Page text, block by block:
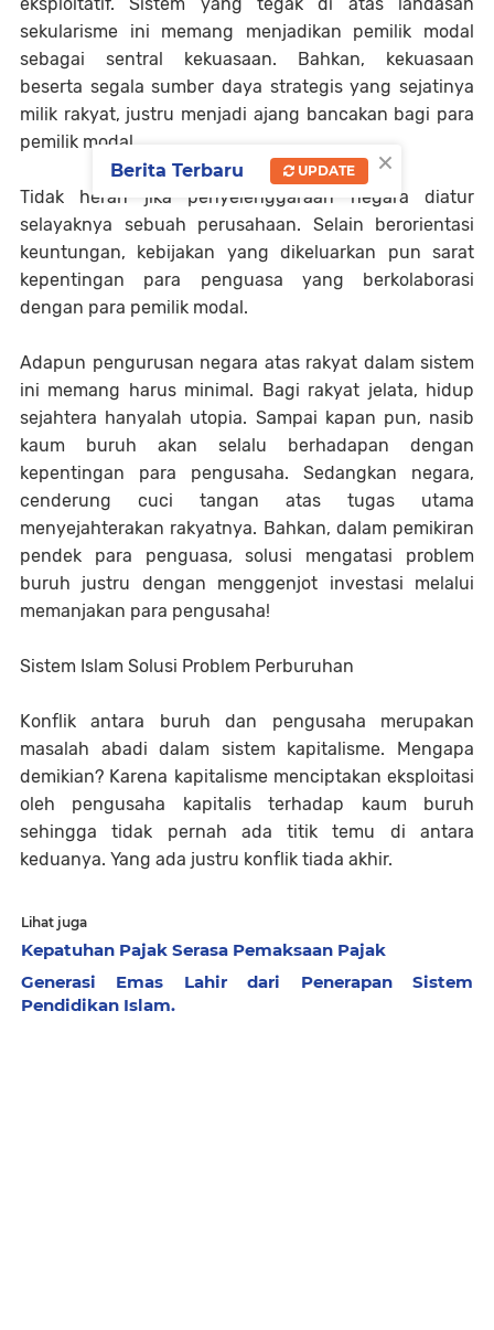
sekularisme ini memang menjadikan pemilik modal
sebagai sentral kekuasaan. Bahkan, kekuasaan
beserta segala sumber daya strategis yang sejatinya
milik rakyat, justru menjadi ajang bancakan bagi para
pemilik modal.
Tidak heran jika penyelenggaraan negara diatur
selayaknya sebuah perusahaan. Selain berorientasi
keuntungan, kebijakan yang dikeluarkan pun sarat
kepentingan para penguasa yang berkolaborasi
dengan para pemilik modal.
Adapun pengurusan negara atas rakyat dalam sistem
ini memang harus minimal. Bagi rakyat jelata, hidup
sejahtera hanyalah utopia. Sampai kapan pun, nasib
kaum buruh akan selalu berhadapan dengan
kepentingan para pengusaha. Sedangkan negara,
cenderung cuci tangan atas tugas utama
menyejahterakan rakyatnya. Bahkan, dalam pemikiran
pendek para penguasa, solusi mengatasi problem
buruh justru dengan menggenjot investasi melalui
memanjakan para pengusaha!
Sistem Islam Solusi Problem Perburuhan
Konflik antara buruh dan pengusaha merupakan
masalah abadi dalam sistem kapitalisme. Mengapa
demikian? Karena kapitalisme menciptakan eksploitasi
oleh pengusaha kapitalis terhadap kaum buruh
sehingga tidak pernah ada titik temu di antara
keduanya. Yang ada justru konflik tiada akhir.
Lihat juga
Kepatuhan Pajak Serasa Pemaksaan Pajak
Generasi Emas Lahir dari Penerapan Sistem
Pendidikan Islam.
×
Berita Terbaru UPDATE